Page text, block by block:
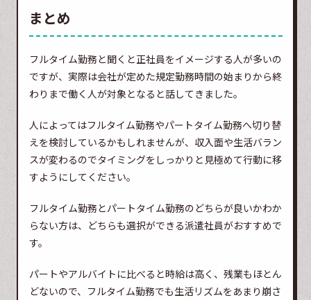
まとめ
フルタイム勤務と聞くと正社員をイメージする人が多いの
ですが、実際は会社が定めた規定勤務時間の始まりから終
わりまで働く人が対象となると話してきました。
人によってはフルタイム勤務やパートタイム勤務へ切り替
えを検討しているかもしれませんが、収入面や生活バラン
スが変わるのでタイミングをしっかりと見極めて行動に移
すようにしてください。
フルタイム勤務とパートタイム勤務のどちらが良いかわか
らない方は、どちらも選択ができる派遣社員がおすすめで
す。
パートやアルバイトに比べると時給は高く、残業もほとん
どないので、フルタイム勤務でも生活リズムをあまり崩さ